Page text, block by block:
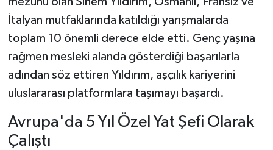
İtalyan mutfaklarında katıldığı yarışmalarda
toplam 10 önemli derece elde etti. Genç yaşına
rağmen mesleki alanda gösterdiği başarılarla
adından söz ettiren Yıldırım, aşçılık kariyerini
uluslararası platformlara taşımayı başardı.
Avrupa'da 5 Yıl Özel Yat Şefi Olarak
Çalıştı